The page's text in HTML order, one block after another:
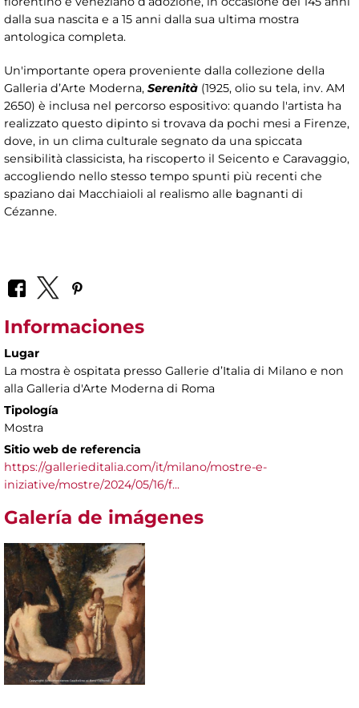
dalla sua nascita e a 15 anni dalla sua ultima mostra
antologica completa.
Un'importante opera proveniente dalla collezione della
Galleria d’Arte Moderna, Serenità (1925, olio su tela, inv. AM
2650) è inclusa nel percorso espositivo: quando l'artista ha
realizzato questo dipinto si trovava da pochi mesi a Firenze,
dove, in un clima culturale segnato da una spiccata
sensibilità classicista, ha riscoperto il Seicento e Caravaggio,
accogliendo nello stesso tempo spunti più recenti che
spaziano dai Macchiaioli al realismo alle bagnanti di
Cézanne.
Informaciones
Lugar
La mostra è ospitata presso Gallerie d’Italia di Milano e non
alla Galleria d'Arte Moderna di Roma
Tipología
Mostra
Sitio web de referencia
https://gallerieditalia.com/it/milano/mostre-e-
iniziative/mostre/2024/05/16/f...
Galería de imágenes